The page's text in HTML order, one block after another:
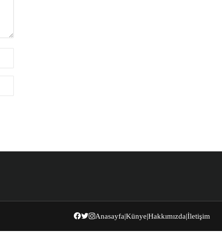
Anasayfa|Künye|Hakkımızda|İletişim